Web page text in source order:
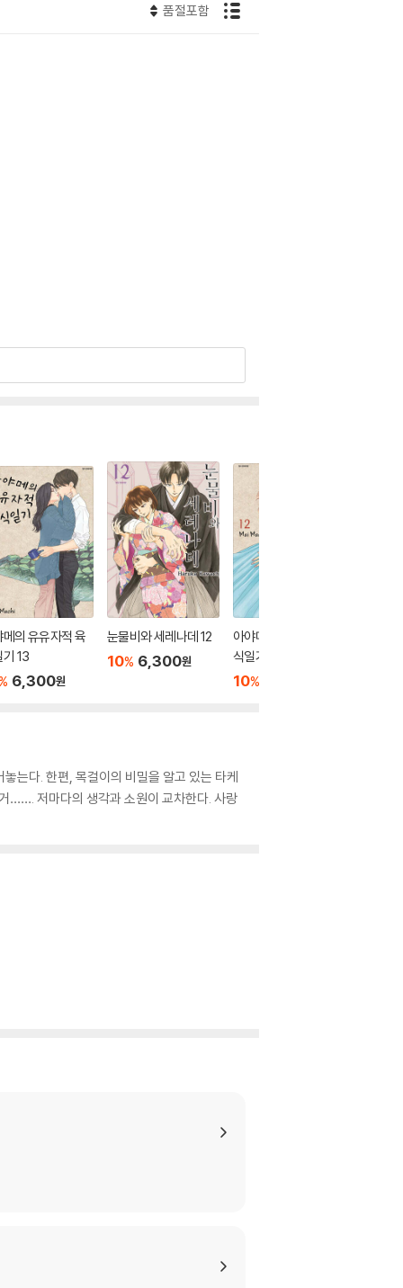
품절포함
의 유유자적 육
13
6,300원
눈물비와 세레나데 12
10% 6,300원
아야메의 유유자적 육
식일기 12
10%
는다. 한편, 목걸이의 비밀을 알고 있는 타케
……. 저마다의 생각과 소원이 교차한다. 사랑